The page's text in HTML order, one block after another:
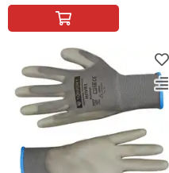
покрытием